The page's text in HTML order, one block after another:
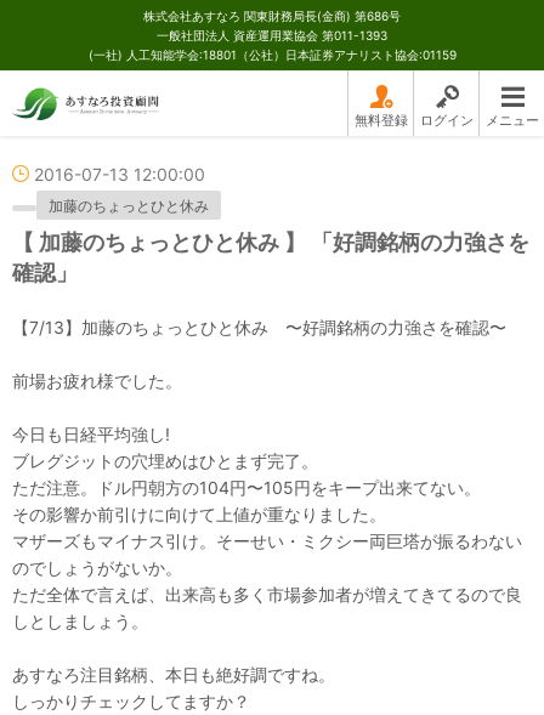
株式会社あすなろ 関東財務局長(金商) 第686号
一般社団法人 資産運用業協会 第011-1393
(一社) 人工知能学会:18801（公社）日本証券アナリスト協会:01159
無料登録 ログイン メニュー
2016-07-13 12:00:00
加藤のちょっとひと休み
【 加藤のちょっとひと休み 】 「好調銘柄の力強さを
確認」
【7/13】加藤のちょっとひと休み 〜好調銘柄の力強さを確認〜
前場お疲れ様でした。
今日も日経平均強し!
ブレグジットの穴埋めはひとまず完了。
ただ注意。ドル円朝方の104円〜105円をキープ出来てない。
その影響か前引けに向けて上値が重なりました。
マザーズもマイナス引け。そーせい・ミクシー両巨塔が振るわない
のでしょうがないか。
ただ全体で言えば、出来高も多く市場参加者が増えてきてるので良
しとしましょう。
あすなろ注目銘柄、本日も絶好調ですね。
しっかりチェックしてますか？